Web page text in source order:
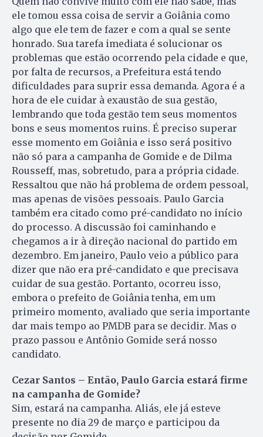
ele tomou essa coisa de servir a Goiânia como
algo que ele tem de fazer e com a qual se sente
honrado. Sua tarefa imediata é solucionar os
problemas que estão ocorrendo pela cidade e que,
por falta de recursos, a Prefeitura está tendo
dificuldades para suprir essa demanda. Agora é a
hora de ele cuidar à exaustão de sua gestão,
lembrando que toda gestão tem seus momentos
bons e seus momentos ruins. É preciso superar
esse momento em Goiânia e isso será positivo
não só para a campanha de Gomide e de Dilma
Rousseff, mas, sobretudo, para a própria cidade.
Ressaltou que não há problema de ordem pessoal,
mas apenas de visões pessoais. Paulo Garcia
também era citado como pré-candidato no início
do processo. A discussão foi caminhando e
chegamos a ir à direção nacional do partido em
dezembro. Em janeiro, Paulo veio a público para
dizer que não era pré-candidato e que precisava
cuidar de sua gestão. Portanto, ocorreu isso,
embora o prefeito de Goiânia tenha, em um
primeiro momento, avaliado que seria importante
dar mais tempo ao PMDB para se decidir. Mas o
prazo passou e Antônio Gomide será nosso
candidato.
Cezar Santos – Então, Paulo Garcia estará firme
na campanha de Gomide?
Sim, estará na campanha. Aliás, ele já esteve
presente no dia 29 de março e participou da